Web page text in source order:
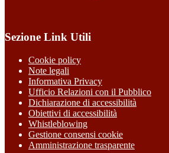
Sezione Link Utili
Cookie policy
Note legali
Informativa Privacy
Ufficio Relazioni con il Pubblico
Dichiarazione di accessibilità
Obiettivi di accessibilità
Whistleblowing
Gestione consensi cookie
Amministrazione trasparente